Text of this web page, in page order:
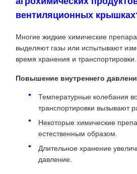
вентиляционных
Многие жидкие химические
выделяют газы или испытывают
время хранения и транспортировки.
Повышение внутреннего
Температурные колебания
транспортировки вызывают
Некоторые химические
естественным образом.
Длительное хранение
давление.